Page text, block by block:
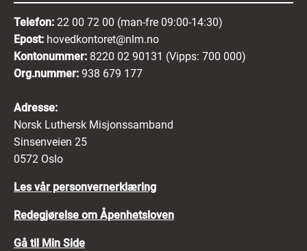
Telefon: 22 00 72 00 (man-fre 09:00-14:30)
Epost: hovedkontoret@nlm.no
Kontonummer: 8220 02 90131 (Vipps: 700 000)
Org.nummer: 938 679 177
Adresse:
Norsk Luthersk Misjonssamband
Sinsenveien 25
0572 Oslo
Les vår personvernerklæring
Redegjørelse om Åpenhetsloven
Gå til Min Side